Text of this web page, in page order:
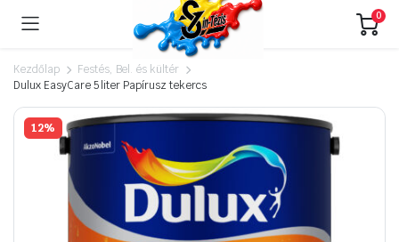
0
Kezdőlap
Festés, Bel. és kültér
Dulux EasyCare 5 liter Papírusz tekercs
12%